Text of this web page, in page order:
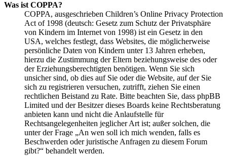
Was ist COPPA?
COPPA, ausgeschrieben Children’s Online Privacy Protection
Act of 1998 (deutsch: Gesetz zum Schutz der Privatsphäre
von Kindern im Internet von 1998) ist ein Gesetz in den
USA, welches festlegt, dass Websites, die möglicherweise
persönliche Daten von Kindern unter 13 Jahren erheben,
hierzu die Zustimmung der Eltern beziehungsweise des oder
der Erziehungsberechtigten benötigen. Wenn Sie sich
unsicher sind, ob dies auf Sie oder die Website, auf der Sie
sich zu registrieren versuchen, zutrifft, ziehen Sie einen
rechtlichen Beistand zu Rate. Bitte beachten Sie, dass phpBB
Limited und der Besitzer dieses Boards keine Rechtsberatung
anbieten kann und nicht die Anlaufstelle für
Rechtsangelegenheiten jeglicher Art ist; außer solchen, die
unter der Frage „An wen soll ich mich wenden, falls es
Beschwerden oder juristische Anfragen zu diesem Forum
gibt?“ behandelt werden.